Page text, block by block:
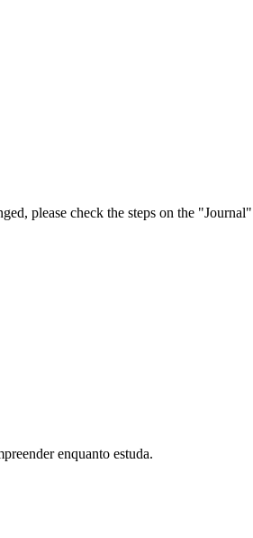
please check the steps on the
enquanto estuda.